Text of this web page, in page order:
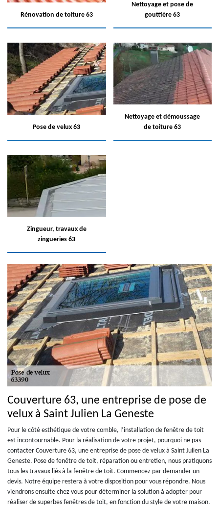
Rénovation de toiture 63
Nettoyage et pose de
gouttière 63
Pose de velux 63
Nettoyage et démoussage
de toiture 63
Zingueur, travaux de
zingueries 63
Couverture 63, une entreprise de pose de
velux à Saint Julien La Geneste
Pour le côté esthétique de votre comble, l’installation de fenêtre de toit
est incontournable. Pour la réalisation de votre projet, pourquoi ne pas
contacter Couverture 63, une entreprise de pose de velux à Saint Julien La
Geneste. Pose de fenêtre de toit, réparation ou entretien, nous pratiquons
tous les travaux liés à la fenêtre de toit. Commencez par demander un
devis. Notre équipe restera à votre disposition pour vous répondre. Nous
viendrons ensuite chez vous pour déterminer la solution à adopter pour
réaliser de superbes fenêtres de toit, en fonction du style de votre maison.